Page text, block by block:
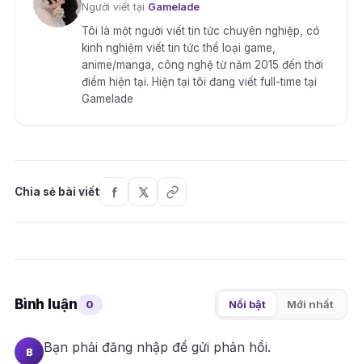
Người viết tại Gamelade
Tôi là một người viết tin tức chuyên nghiệp, có
kinh nghiệm viết tin tức thể loại game,
anime/manga, công nghệ từ năm 2015 đến thời
điểm hiện tại. Hiện tại tôi đang viết full-time tại
Gamelade
Chia sẻ bài viết
Bình luận 0 Nổi bật Mới nhất
B Bạn phải đăng nhập để gửi phản hồi.